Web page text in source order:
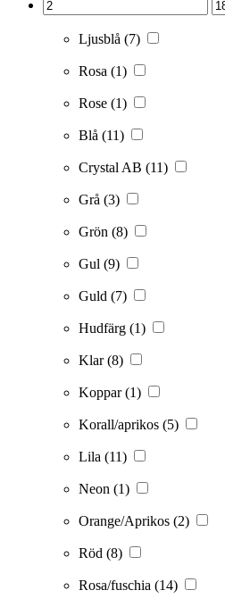
Ljusblå (7)
Rosa (1)
Rose (1)
Blå (11)
Crystal AB (11)
Grå (3)
Grön (8)
Gul (9)
Guld (7)
Hudfärg (1)
Klar(8)
Koppar(1)
Korall/aprikos (5)
Lila (11)
Neon (1)
Orange/Aprikos (2)
Röd (8)
Rosa/fuschia (14)